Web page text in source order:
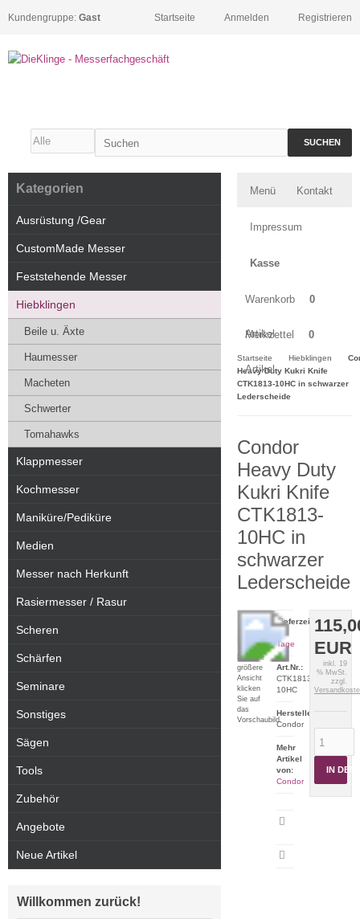
Kundengruppe: Gast Registrieren
Anmelden
Startseite
SUCHEN
Menü Kontakt
Impressum
Kasse
Warenkorb 0
Artikel
Merkzettel 0
Artikel
Startseite Hiebklingen
Heavy Duty Kukri Knife
CTK1813-10HC in schwarzer
Lederscheide
Condor
Heavy Duty
Kukri Knife
CTK1813-
10HC in
schwarzer
Lederscheide
Für eine
größere
Ansicht
klicken
Sie auf
das
Vorschaubild
EUR
inkl. 19
% MwSt.
zzgl.
IN DEN
Lieferzeit:
2-5
Tage
Art.Nr.:
CTK1813-
10HC
Hersteller:
Condor
Mehr
Artikel
von:
Condor
Kategorien
Ausrüstung /Gear
CustomMade Messer
Feststehende Messer
Hiebklingen
Beile u. Äxte
Haumesser
Macheten
Schwerter
Tomahawks
Klappmesser
Kochmesser
Maniküre/Pediküre
Medien
Messer nach Herkunft
Rasiermesser / Rasur
Scheren
Schärfen
Seminare
Sonstiges
Sägen
Tools
Zubehör
Angebote
Neue Artikel
Willkommen zurück!